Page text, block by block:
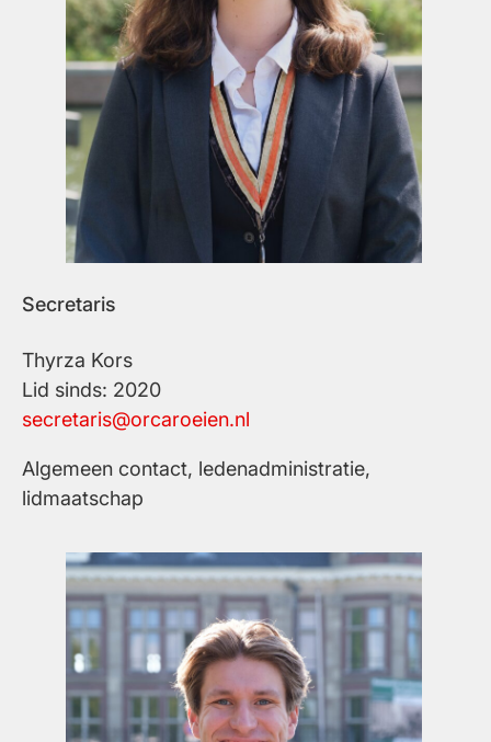
Secretaris
Thyrza Kors
Lid sinds: 2020
secretaris@orcaroeien.nl
Algemeen contact, ledenadministratie,
lidmaatschap